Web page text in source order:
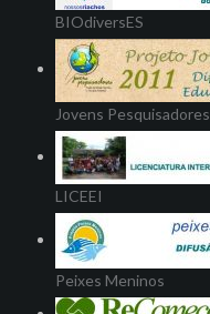
BIOdiversES
Jovens Pesquisadores
LICEEI
Peixes Meninos